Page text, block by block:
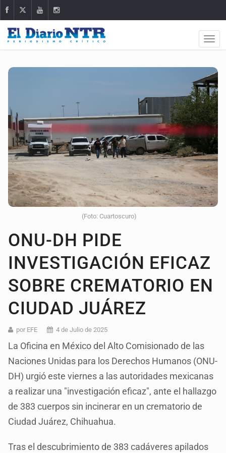
(Foto: Cuartoscuro)
ONU-DH PIDE
INVESTIGACIÓN EFICAZ
SOBRE CREMATORIO EN
CIUDAD JUÁREZ
por EFE 4 de Julio de 2025
La Oficina en México del Alto Comisionado de las
Naciones Unidas para los Derechos Humanos (ONU-
DH) urgió este viernes a las autoridades mexicanas
a realizar una "investigación eficaz", ante el hallazgo
de 383 cuerpos sin incinerar en un crematorio de
Ciudad Juárez, Chihuahua.
Tras el descubrimiento de 383 cadáveres apilados